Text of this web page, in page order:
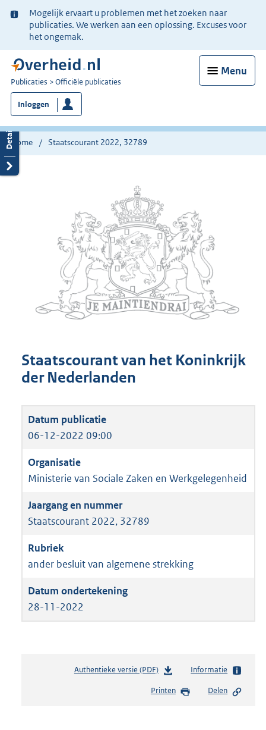
Ter
informatie:
Mogelijk ervaart u problemen met het zoeken naar
publicaties. We werken aan een oplossing. Excuses voor
het ongemak.
Menu
U
bent
nu
hier:
Publicaties Officiële publicaties
Inloggen
Home Staatscourant 2022, 32789
Staatscourant van het Koninkrijk
der Nederlanden
06-12-2022 09:00
Ministerie van Sociale Zaken en Werkgelegenheid
Staatscourant 2022, 32789
ander besluit van algemene strekking
28-11-2022
Authentieke versie (PDF)b
s
Informatie
Printen Delen